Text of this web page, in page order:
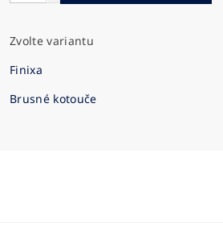
Zvolte variantu
Finixa
Brusné kotouče